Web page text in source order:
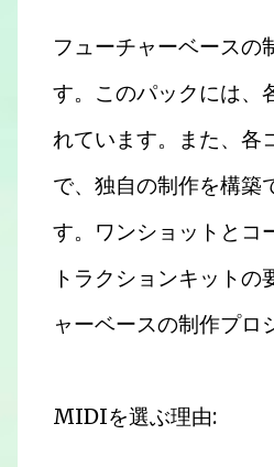
フューチャーベースの
す。このパックには、
れています。また、各
で、独自の制作を構
す。ワンショットとコ
トラクションキット
ャーベースの制作プロ
MIDIを選ぶ理由: